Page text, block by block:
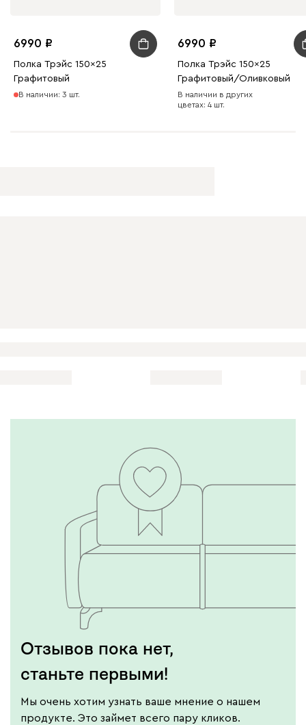
6990
Полка Трэйс 150x25
Графитовый
В наличии: 3 шт.
6990
Полка Трэйс 150x25
Графитовый/Оливковый
В наличии в других
цветах: 4 шт.
Отзывов пока нет,
станьте первыми!
Мы очень хотим узнать ваше мнение о нашем
продукте. Это займет всего пару кликов.